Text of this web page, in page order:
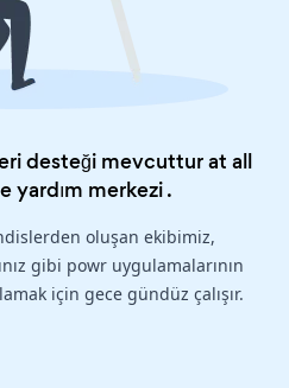
desteği mevcuttur at all
yardım merkezi.
oluşan ekibimiz,
gibi powr uygulamalarının
için gece gündüz çalışır.